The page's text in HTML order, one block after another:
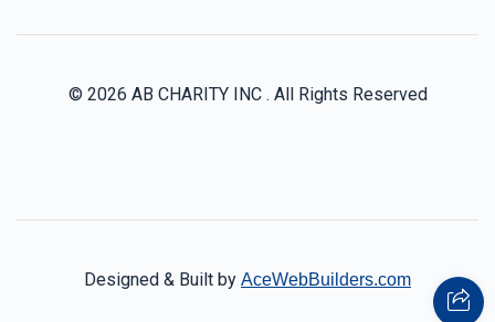
© 2026 AB CHARITY INC . All Rights Reserved
Designed & Built by AceWebBuilders.com